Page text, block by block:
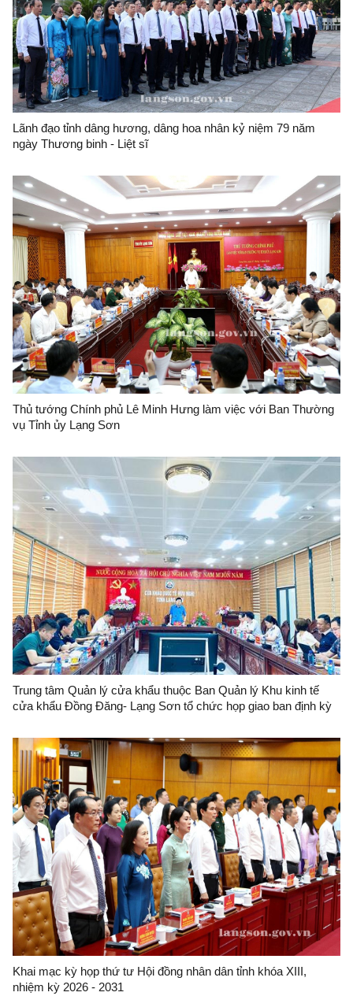
Lãnh đạo tỉnh dâng hương, dâng hoa nhân kỷ niệm 79 năm
ngày Thương binh - Liệt sĩ
Thủ tướng Chính phủ Lê Minh Hưng làm việc với Ban Thường
vụ Tỉnh ủy Lạng Sơn
Trung tâm Quản lý cửa khẩu thuộc Ban Quản lý Khu kinh tế
cửa khẩu Đồng Đăng- Lạng Sơn tổ chức họp giao ban định kỳ
Khai mạc kỳ họp thứ tư Hội đồng nhân dân tỉnh khóa XIII,
nhiệm kỳ 2026 - 2031